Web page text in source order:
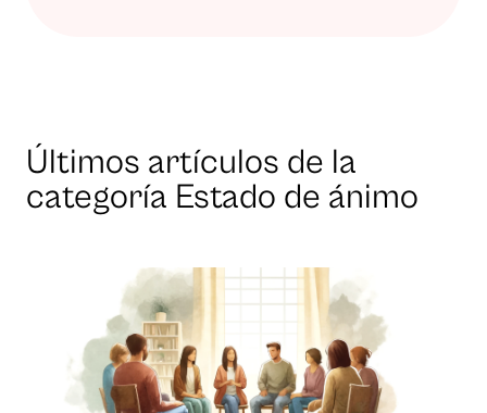
Últimos artículos de la
categoría Estado de ánimo